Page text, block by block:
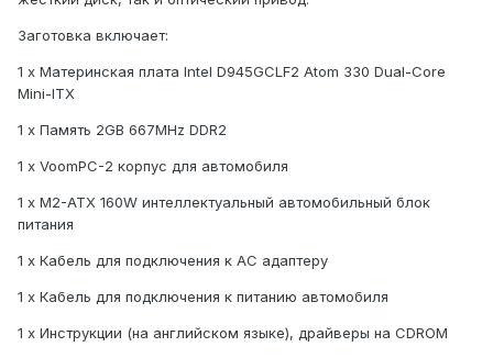
Заготовка включает:
1 x Материнская плата Intel D945GCLF2 Atom 330 Dual-Core
Mini-ITX
1 x Память 2GB 667MHz DDR2
1 x VoomPC-2 корпус для автомобиля
1 x M2-ATX 160W интеллектуальный автомобильный блок
питания
1 x Кабель для подключения к AC адаптеру
1 x Кабель для подключения к питанию автомобиля
1 x Инструкции (на английском языке), драйверы на CDROM